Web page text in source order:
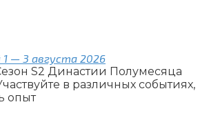
1 — 3 августа 2026
S2 Династии Полумесяца
в различных событиях,
опыт